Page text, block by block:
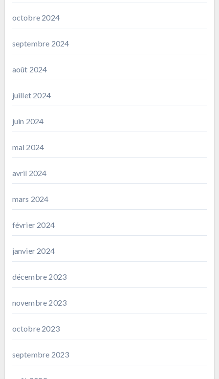
octobre 2024
septembre 2024
août 2024
juillet 2024
juin 2024
mai 2024
avril 2024
mars 2024
février 2024
janvier 2024
décembre 2023
novembre 2023
octobre 2023
septembre 2023